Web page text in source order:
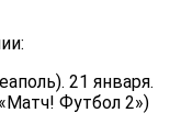
21 января.
Футбол 2»)